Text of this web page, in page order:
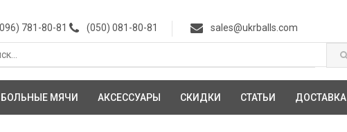
781-80-81 (050) 081-80-81 sales@ukrballs.com
МЯЧИ АКСЕССУАРЫ СКИДКИ СТАТЬИ ДОСТАВКА